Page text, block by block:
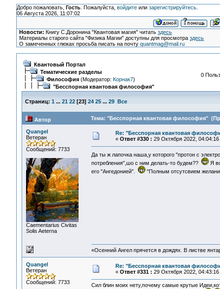
Добро пожаловать, Гость. Пожалуйста, войдитеили зарегистрируйтесь.
06 Августа 2026, 11:07:02
Новости: Книгу С.Доронина "Квантовая магия" читатьздесь
Материалы старого сайта "Физика Магии" доступны для просмотраздесь
О замеченных глюках просьба писать на почтуquantmag@mail.ru
Квантовый Портал
Тематические разделы
Философия(Модератор: Корнак7)
"Бесспорная квантовая философия"
0
Страниц: 1 ... 21 22[23] 24 25 ... 29 Все
Автор Тема: "Бесспорная квантовая философия"
Quangel
Ветеран
Сообщений: 7733
Сaementarius Civitas
Solis Aeterna
Re: "Бесспорная квантовая
« Ответ #330 : 29 Октября 2022, 04:04:16
Да ты ж лапочка наша,у которого "протон с
потребления",шо с ним делать-то будем??
Я
его "Ангедонией".
"Полным отсутсвием
«Осенний Ангел прячется в дождях. В листве
Quangel
Ветеран
Сообщений: 7733
Re: "Бесспорная квантовая
« Ответ #331 : 29 Октября 2022, 04:43:16
Сил блин моих нету,почему самые крутые